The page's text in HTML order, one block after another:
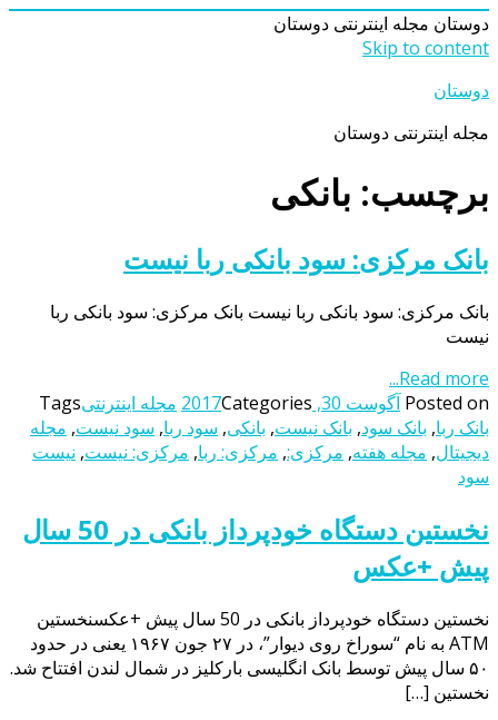
دوستان مجله اینترنتی دوستان
Skip to content
دوستان
مجله اینترنتی دوستان
برچسب: بانکی
بانک مرکزی: سود بانکی ربا نیست
بانک مرکزی: سود بانکی ربا نیست بانک مرکزی: سود بانکی ربا
نیست
Read more...
Posted on آگوست 30, 2017 Categories مجله اینترنتیTags
بانک ربا, بانک سود, بانک نیست, بانکی, سود ربا, سود نیست, مجله
دیجیتال, مجله هفته, مرکزی:, مرکزی: ربا, مرکزی: نیست, نیست
سود
نخستین دستگاه خودپرداز بانکی در 50 سال
پیش +عکس
نخستین دستگاه خودپرداز بانکی در 50 سال پیش +عکسنخستین
ATM به نام “سوراخ روی دیوار”، در ۲۷ جون ۱۹۶۷ یعنی در حدود
۵۰ سال پیش توسط بانک انگلیسی بارکلیز در شمال لندن افتتاح شد.
نخستین […]